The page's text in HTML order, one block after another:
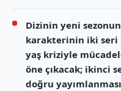
Dizinin yeni
karakterinin iki seri
yaş kriziyle
öne çıkacak; ikinci
doğru